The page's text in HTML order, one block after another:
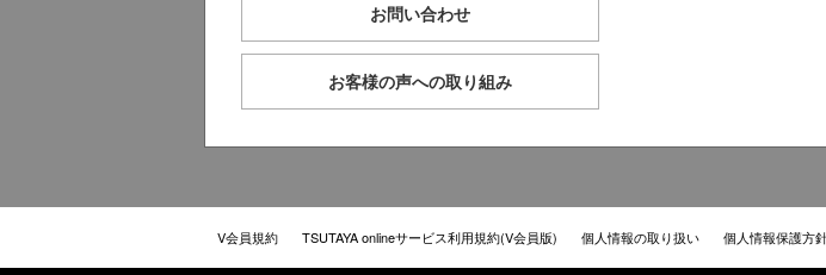
お問い合わせ
お客様の声への取り組み
V会員規約 TSUTAYA onlineサービス利用規約(V会員版) 個人情報の取り扱い 個人情報保護方